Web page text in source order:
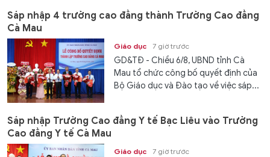
Sáp nhập 4 trường cao đẳng thành Trường Cao đẳng
Cà Mau
Giáo dục 7 giờ trước
GD&TĐ - Chiều 6/8, UBND tỉnh Cà
Mau tổ chức công bố quyết định của
Bộ Giáo dục và Đào tạo về việc sáp...
Sáp nhập Trường Cao đẳng Y tế Bạc Liêu vào Trường
Cao đẳng Y tế Cà Mau
Giáo dục 7 giờ trước